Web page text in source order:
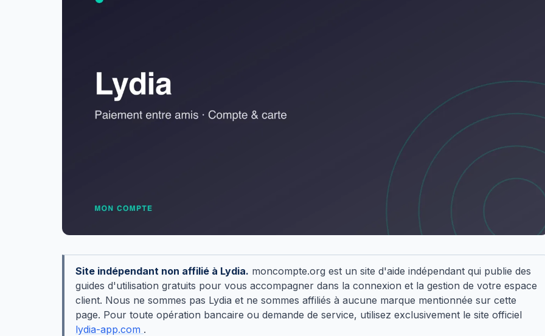
Site indépendant non affilié à Lydia. moncompte.org est un site d'aide indépendant qui publie des
guides d'utilisation gratuits pour vous accompagner dans la connexion et la gestion de votre espace
client. Nous ne sommes pas Lydia et ne sommes affiliés à aucune marque mentionnée sur cette
page. Pour toute opération bancaire ou demande de service, utilisez exclusivement le site officiel
lydia-app.com .